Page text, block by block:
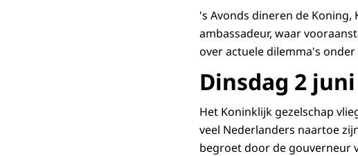
's Avonds dineren de
ambassadeur, waar
over actuele dilemma's
Dinsdag 2 juni
Het Koninklijk gezelschap
veel Nederlanders naartoe
begroet door de gouverneur